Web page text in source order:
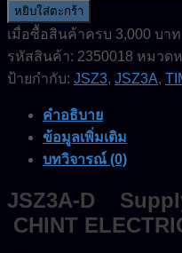
JSZ3A-
D-
Supply
110V-
Timer
CHINT
ELECTRIC
ชิ้น
หยิบใส่ตะกร้า
เมื่อซื้อสินค้าครบ 3,000 บา
รหัสสินค้า: 2350018 หมวด
ป้ายกำกับ: JSZ3, JSZ3A,
คำอธิบาย
ข้อมูลเพิ่มเติม
บทวิจารณ์ (0)
JSZ3A-D
CHINT